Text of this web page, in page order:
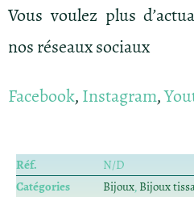
Vous voulez plus
nos réseaux sociaux
Facebook,Instagram,
Réf.
N/D
Catégories
Bijoux,Bijoux